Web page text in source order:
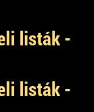
listák -
listák -